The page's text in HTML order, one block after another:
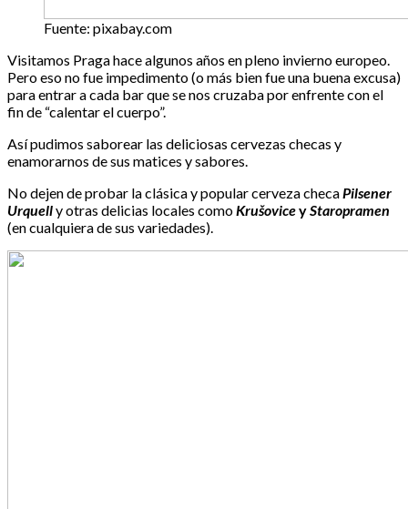
Fuente: pixabay.com
Visitamos Praga hace algunos años en pleno invierno europeo.
Pero eso no fue impedimento (o más bien fue una buena excusa)
para entrar a cada bar que se nos cruzaba por enfrente con el
fin de “calentar el cuerpo”.
Así pudimos saborear las deliciosas cervezas checas y
enamorarnos de sus matices y sabores.
No dejen de probar la clásica y popular cerveza checa Pilsener
Urquelly otras delicias locales como KrušoviceyStaropramen
(en cualquiera de sus variedades).